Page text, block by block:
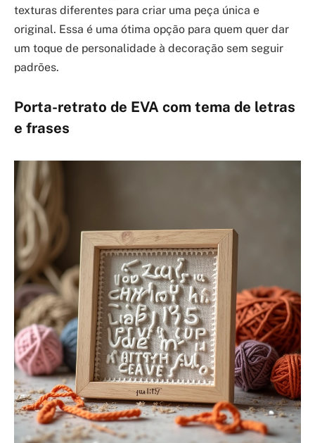
texturas diferentes para criar uma peça única e
original. Essa é uma ótima opção para quem quer dar
um toque de personalidade à decoração sem seguir
padrões.
Porta-retrato de EVA com tema de letras
e frases